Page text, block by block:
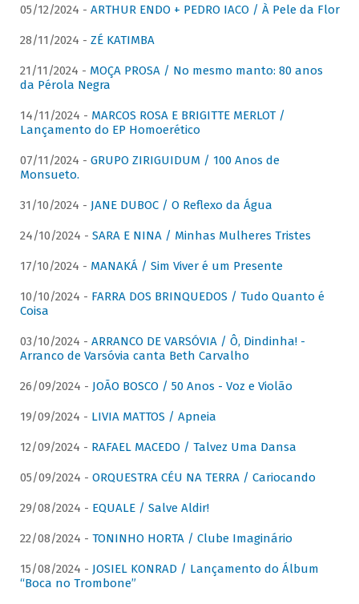
05/12/2024 - ARTHUR ENDO + PEDRO IACO / À Pele da Flor
28/11/2024 - ZÉ KATIMBA
21/11/2024 - MOÇA PROSA / No mesmo manto: 80 anos
da Pérola Negra
14/11/2024 - MARCOS ROSA E BRIGITTE MERLOT /
Lançamento do EP Homoerético
07/11/2024 - GRUPO ZIRIGUIDUM / 100 Anos de
Monsueto.
31/10/2024 - JANE DUBOC / O Reflexo da Água
24/10/2024 - SARA E NINA / Minhas Mulheres Tristes
17/10/2024 - MANAKÁ / Sim Viver é um Presente
10/10/2024 - FARRA DOS BRINQUEDOS / Tudo Quanto é
Coisa
03/10/2024 - ARRANCO DE VARSÓVIA / Ô, Dindinha! -
Arranco de Varsóvia canta Beth Carvalho
26/09/2024 - JOÃO BOSCO / 50 Anos - Voz e Violão
19/09/2024 - LIVIA MATTOS / Apneia
12/09/2024 - RAFAEL MACEDO / Talvez Uma Dansa
05/09/2024 - ORQUESTRA CÉU NA TERRA / Cariocando
29/08/2024 - EQUALE / Salve Aldir!
22/08/2024 - TONINHO HORTA / Clube Imaginário
15/08/2024 - JOSIEL KONRAD / Lançamento do Álbum
“Boca no Trombone”